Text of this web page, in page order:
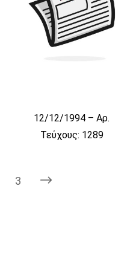
12/12/1994 – Αρ.
Τεύχους: 1289
3